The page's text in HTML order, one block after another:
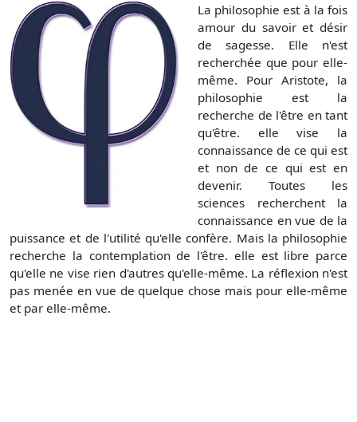
La philosophie est à la fois
amour du savoir et désir
de sagesse. Elle n'est
recherchée que pour elle-
même. Pour Aristote, la
philosophie est la
recherche de l'être en tant
qu'être. elle vise la
connaissance de ce qui est
et non de ce qui est en
devenir. Toutes les
sciences recherchent la
connaissance en vue de la
puissance et de l'utilité qu'elle confère. Mais la philosophie
recherche la contemplation de l'être. elle est libre parce
qu'elle ne vise rien d'autres qu'elle-même. La réflexion n'est
pas menée en vue de quelque chose mais pour elle-même
et par elle-même.